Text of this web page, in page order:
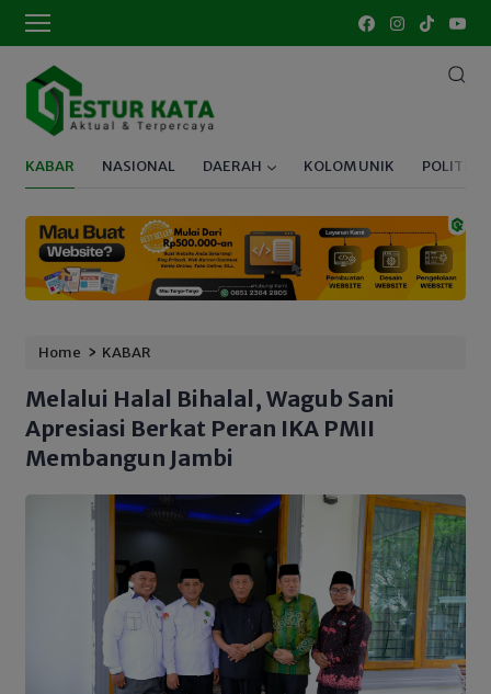
KABAR NASIONAL DAERAH KOLOM UNIK POLITIK
Home › KABAR
Melalui Halal Bihalal, Wagub Sani
Apresiasi Berkat Peran IKA PMII
Membangun Jambi